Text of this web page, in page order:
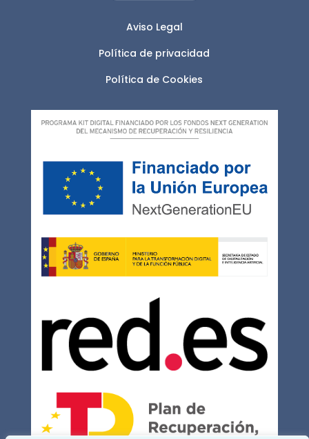
Aviso Legal
Política de privacidad
Política de Cookies